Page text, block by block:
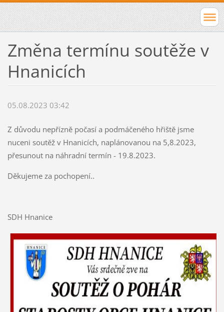
Změna termínu soutěže v
Hnanicích
05.08.2023 03:42
Z důvodu nepřízně počasí a podmáčeného hřiště jsme
nuceni soutěž v Hnanicích, naplánovanou na 5,8.2023,
přesunout na náhradní termín - 19.8.2023.
Děkujeme za pochopení..
SDH Hnanice